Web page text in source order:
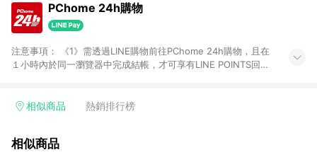
PChome 24h購物
注意事項： 《1》需透過LINE購物前往PChome 24h購物，且在
１小時內於同一瀏覽器中完成結帳，才可享有LINE POINTS回饋
在點數回饋範圍內。 《3》如取消訂單、退貨、購物中登出
品、票券、訂閱方案、PChome儲值商品、企業專區/企業採購、
相似商品 熱銷排行榜
相似商品